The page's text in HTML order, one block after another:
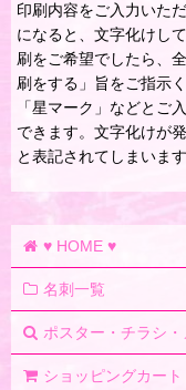
印刷内容をご入力いた
になると、文字化けし
刷をご希望でしたら、
刷をする」旨をご指示
「星マーク」などとご
できます。文字化けが
と表記されてしまいます
♥ HOME ♥
名刺一覧
ポスター・チラシ
ショッピングカート